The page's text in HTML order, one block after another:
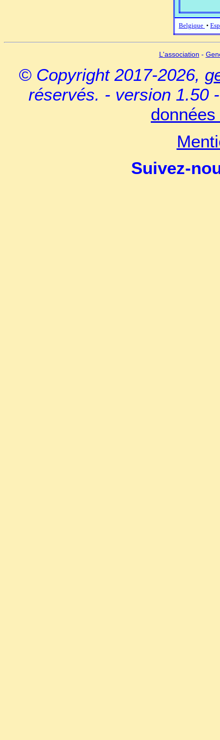
Belgique •
L'association -
© Copyright 2017-2026,
réservés. - version 1.50
Suivez-